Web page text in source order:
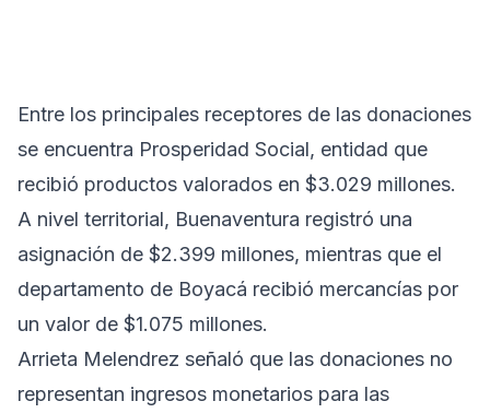
Entre los principales receptores de las donaciones
se encuentra Prosperidad Social, entidad que
recibió productos valorados en $3.029 millones.
A nivel territorial, Buenaventura registró una
asignación de $2.399 millones, mientras que el
departamento de Boyacá recibió mercancías por
un valor de $1.075 millones.
Arrieta Melendrez señaló que las donaciones no
representan ingresos monetarios para las